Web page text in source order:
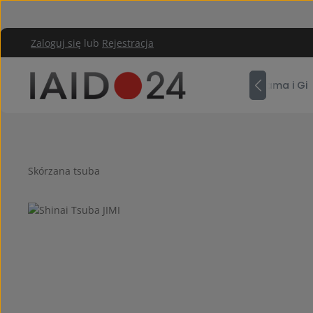
Zaloguj się lub Rejestracja
Hakama i Gi
Skórzana tsuba
Pomiń galerię zdjęć